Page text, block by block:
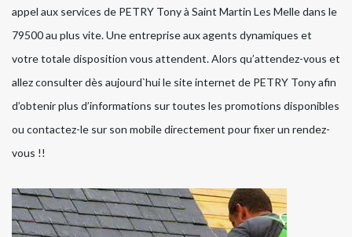
appel aux services de PETRY Tony à Saint Martin Les Melle dans le
79500 au plus vite. Une entreprise aux agents dynamiques et
votre totale disposition vous attendent. Alors qu’attendez-vous et
allez consulter dès aujourd`hui le site internet de PETRY Tony afin
d’obtenir plus d’informations sur toutes les promotions disponibles
ou contactez-le sur son mobile directement pour fixer un rendez-
vous !!